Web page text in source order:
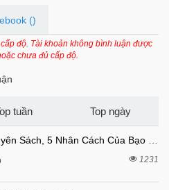
6 tháng trước
6 tháng trước
6 tháng trước
6 tháng trước
()
độ. Tài khoản không bình luận được
chưa đủ cấp độ.
tuần Top ngày
1231